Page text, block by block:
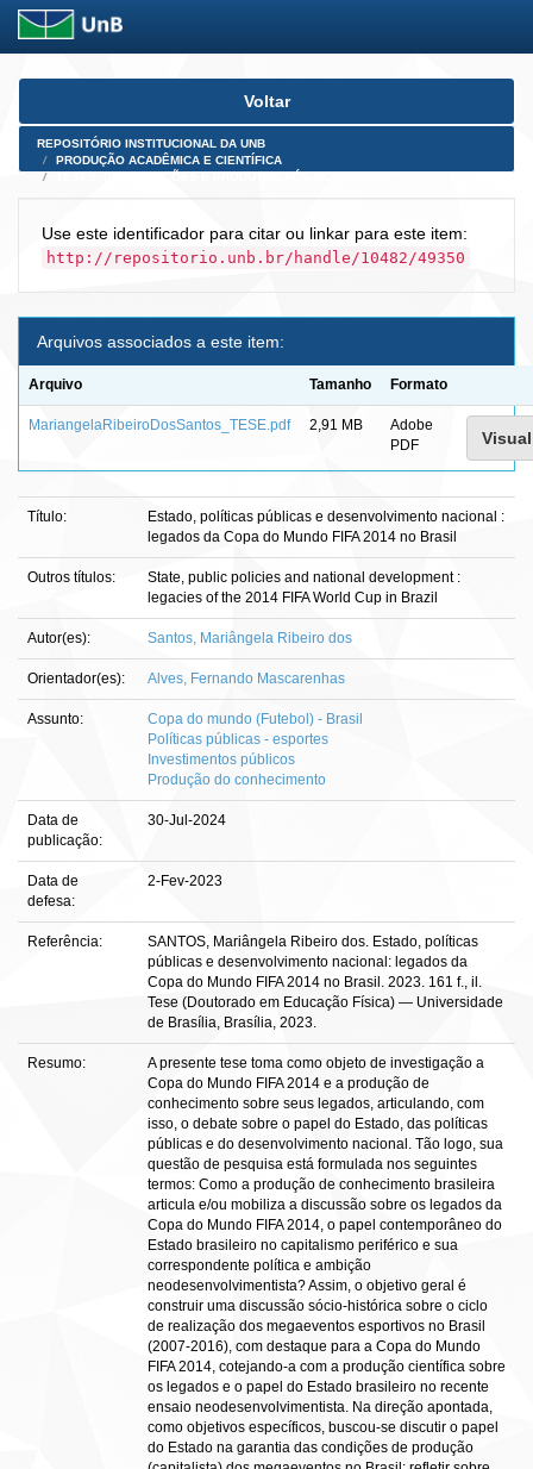
Skip
Voltar
REPOSITÓRIO INSTITUCIONAL DA UNB
PRODUÇÃO ACADÊMICA E CIENTÍFICA
Use este identificador para citar ou linkar para este item:
http://repositorio.unb.br/handle/10482/49350
Arquivos associados a este item:
Arquivo Tamanho Formato
MariangelaRibeiroDosSantos_TESE.pdf 2,91 MB
Adobe
PDF
Título:
Estado, políticas públicas e desenvolvimento nacional :
legados da Copa do Mundo FIFA 2014 no Brasil
Outros títulos:
State, public policies and national development :
legacies of the 2014 FIFA World Cup in Brazil
Autor(es): Santos, Mariângela Ribeiro dos
Orientador(es): Alves, Fernando Mascarenhas
Assunto:
Copa do mundo (Futebol) - Brasil
Políticas públicas - esportes
Investimentos públicos
Produção do conhecimento
Data de
publicação:
30-Jul-2024
Data de
defesa:
2-Fev-2023
Referência:
SANTOS, Mariângela Ribeiro dos. Estado, políticas
públicas e desenvolvimento nacional: legados da
Copa do Mundo FIFA 2014 no Brasil. 2023. 161 f., il.
Tese (Doutorado em Educação Física) — Universidade
de Brasília, Brasília, 2023.
Resumo:
A presente tese toma como objeto de investigação a
Copa do Mundo FIFA 2014 e a produção de
conhecimento sobre seus legados, articulando, com
isso, o debate sobre o papel do Estado, das políticas
públicas e do desenvolvimento nacional. Tão logo, sua
questão de pesquisa está formulada nos seguintes
termos: Como a produção de conhecimento brasileira
articula e/ou mobiliza a discussão sobre os legados da
Copa do Mundo FIFA 2014, o papel contemporâneo do
Estado brasileiro no capitalismo periférico e sua
correspondente política e ambição
neodesenvolvimentista? Assim, o objetivo geral é
construir uma discussão sócio-histórica sobre o ciclo
de realização dos megaeventos esportivos no Brasil
(2007-2016), com destaque para a Copa do Mundo
FIFA 2014, cotejando-a com a produção científica sobre
os legados e o papel do Estado brasileiro no recente
ensaio neodesenvolvimentista. Na direção apontada,
como objetivos específicos, buscou-se discutir o papel
do Estado na garantia das condições de produção